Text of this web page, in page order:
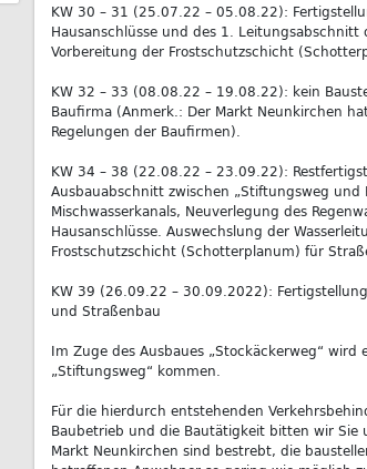
KW 30 – 31 (25.07.22 – 05.08.22):
Hausanschlüsse und des 1.
Vorbereitung der Frostschutzschicht
KW 32 – 33 (08.08.22 – 19.08.22): kein
Baufirma (Anmerk.: Der Markt Neunkirchen
Regelungen der Baufirmen).
KW 34 – 38 (22.08.22 – 23.09.22):
Ausbauabschnitt zwischen „Stiftungsweg und
Mischwasserkanals, Neuverlegung des
Hausanschlüsse. Auswechslung der
Frostschutzschicht (Schotterplanum) für
KW 39 (26.09.22 – 30.09.2022):
und Straßenbau
Im Zuge des Ausbaues „Stockäckerweg“
„Stiftungsweg“ kommen.
Für die hierdurch entstehenden
Baubetrieb und die Bautätigkeit bitten wir Sie
Markt Neunkirchen sind bestrebt, die